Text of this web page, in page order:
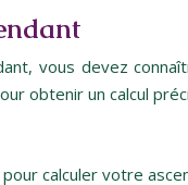
vous devez
obtenir un calcul
calculer votre